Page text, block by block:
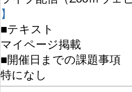
】
■テキスト
マイページ掲載
■開催日までの課題事項
特になし